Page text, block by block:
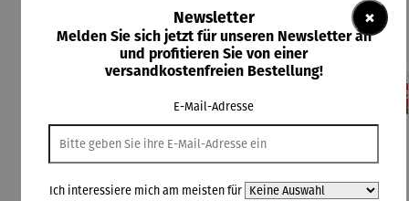
Kunden kauften auch ×
Newsletter
Melden Sie sich jetzt für unseren Newsletter an
und profitieren Sie von einer
versandkostenfreien Bestellung!
E-Mail-Adresse
Ich interessiere mich am meisten für